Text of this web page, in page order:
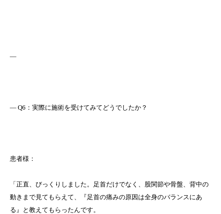
—
― Q6：実際に施術を受けてみてどうでしたか？
患者様：
「正直、びっくりしました。足首だけでなく、股関節や骨盤、背中の
動きまで見てもらえて、『足首の痛みの原因は全身のバランスにあ
る』と教えてもらったんです。